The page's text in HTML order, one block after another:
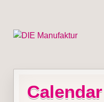
Calendar